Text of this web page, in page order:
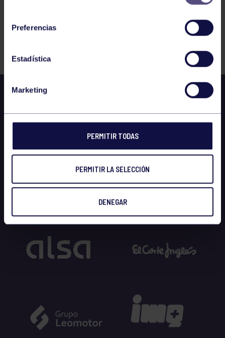
Preferencias
Estadística
Marketing
PERMITIR TODAS
PERMITIR LA SELECCIÓN
DENEGAR